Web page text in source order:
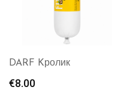
DARF Kролик
€8.00